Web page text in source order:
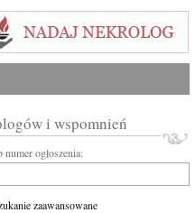
i wspomnień
ogłoszenia:
zaawansowane